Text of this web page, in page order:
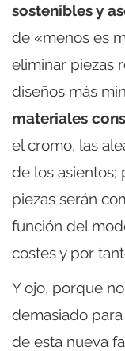
sostenibles y
de «menos es
eliminar piezas
diseños más
materiales
el cromo, las
de los asientos;
piezas serán
función del
costes y por
Y ojo, porque
demasiado
de esta nueva